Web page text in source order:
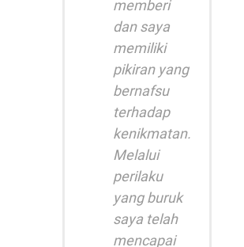
memberi
dan saya
memiliki
pikiran yang
bernafsu
terhadap
kenikmatan.
Melalui
perilaku
yang buruk
saya telah
mencapai